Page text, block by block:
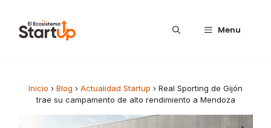
Menu
Inicio › Blog › Actualidad Startup › Real Sporting de Gijón
trae su campamento de alto rendimiento a Mendoza